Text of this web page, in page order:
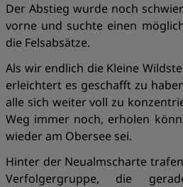
Der Abstieg wurde noch
vorne und suchte einen
die Felsabsätze.
Als wir endlich die Kleine
erleichtert es geschafft zu
alle sich weiter voll zu
Weg immer noch, erholen
wieder am Obersee sei.
Hinter der Neualmscharte
Verfolgergruppe, die